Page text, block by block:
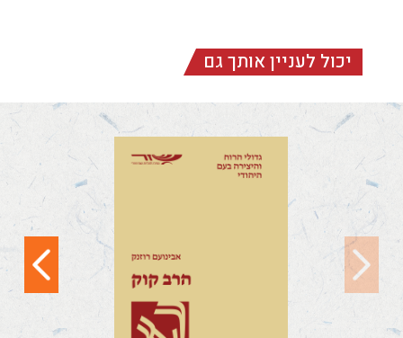
יכול לעניין אותך גם
הרב אברהם יצחק
ואין איש...